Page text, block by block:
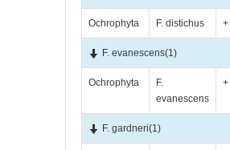
Ochrophyta F. distichus +
F. evanescens(1)
Ochrophyta
F.
evanescens
+
F. gardneri(1)